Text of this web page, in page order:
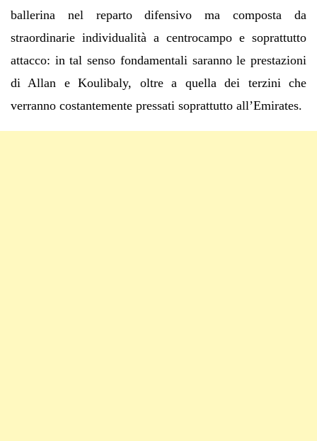
ballerina nel reparto difensivo ma composta da
straordinarie individualità a centrocampo e soprattutto
attacco: in tal senso fondamentali saranno le prestazioni
di Allan e Koulibaly, oltre a quella dei terzini che
verranno costantemente pressati soprattutto all’Emirates.